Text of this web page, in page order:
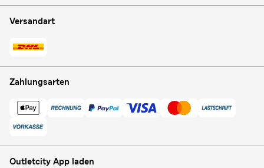
Versandart
Zahlungsarten
Outletcity App laden